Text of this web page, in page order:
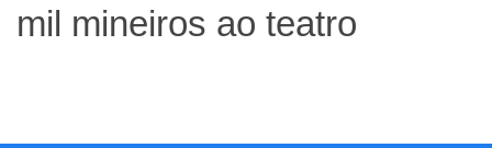
mil mineiros ao teatro